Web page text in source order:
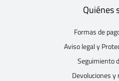
Quiénes
Formas de
Aviso legal y
Seguimiento
Devoluciones y